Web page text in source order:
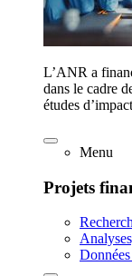
L’ANR a
dans le cadre
études
Menu
Projets